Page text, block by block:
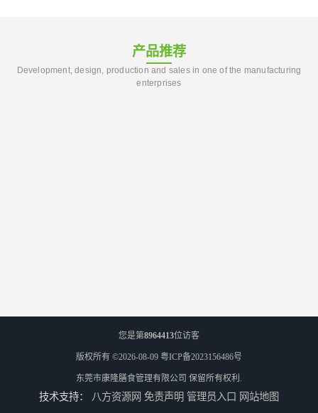
产品推荐
Development, design, production and sales in one of the manufacturing
enterprises
您是第8964413位访客
版权所有 ©2026-08-09 粤ICP备2023156486号
东莞市康隆膳食管理有限公司 保留所有权利.
技术支持： 八方资源网 免责声明 管理员入口 网站地图